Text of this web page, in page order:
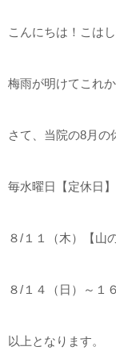
こんにちは！こは
梅雨が明けてこれ
さて、当院の8月の
毎水曜日【定休日】
８/１１（木）【山
８/１４（日）～１
以上となります。